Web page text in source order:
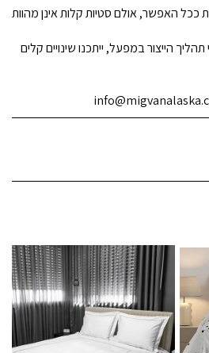
ככל האפשר, אולם סטיות קלות אינן מהוות
הייצור במפעל, ייתכנו שינויים קלים